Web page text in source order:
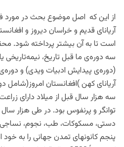
از این که اصل موضوع بحث در مورد
آریانای قدیم و خراسان دیروز و
است تا به آن بیشتر پرداخته شود.
سه دوره‌ی ما قبل تاریخ، نیمه‌تاریخی
(دوره‌ی پیدایش ادبیات ویدی) و
آریانای کهن )افغانستان امروز(شامل
سه هزار سال قبل از میلاد دارای
توانگر و پرنفوس بود. در طی هزار
دستی، مسکوکات، طب، نجوم، نساجی
پنجم کانونهای تمدن جهانی را به